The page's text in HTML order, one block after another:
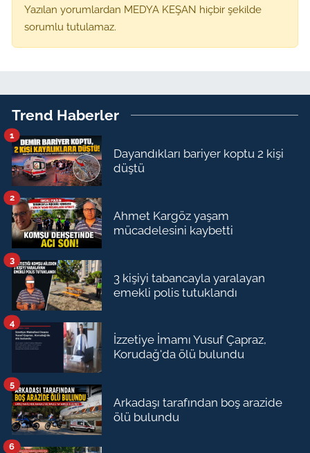
Yazılan yorumlardan MEDYA KEŞAN hiçbir şekilde
sorumlu tutulamaz.
Trend Haberler
Dayandıkları bariyer koptu 2 kişi
düştü
1
Ahmet Kargöz yaşam
mücadelesini kaybetti
2
3 kişiyi tabancayla yaralayan
emekli polis tutuklandı
3
İzzetiye İmamı Yusuf Çapraz,
Korudağ'da ölü bulundu
4
Arkadaşı tarafından boş arazide
ölü bulundu
5
6